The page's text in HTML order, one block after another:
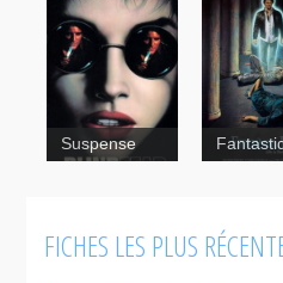
Blind Fear
Peur
aveugle
Suspense
FICHES LES PLUS